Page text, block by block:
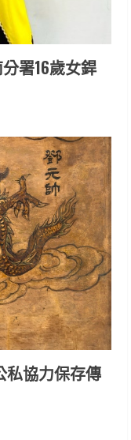
署16歲女銲
私協力保存傳